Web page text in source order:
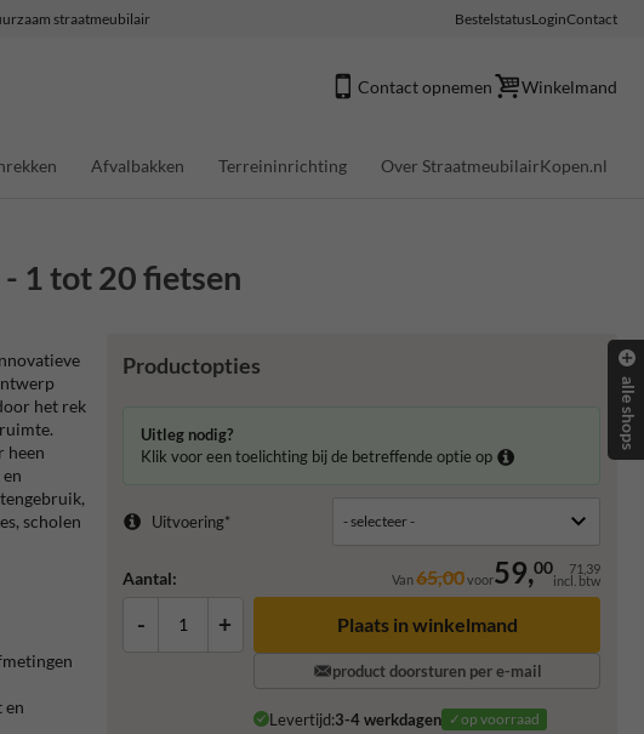
straatmeubilair BestelstatusLoginContact
Contact opnemen Winkelmand
Afvalbakken Terreininrichting Over StraatmeubilairKopen.nl
1 tot 20 fietsen
Productopties
Uitleg nodig?
Klik voor een toelichting bij de betreffende optie op
Uitvoering*
Aantal: Van65,00voor59,00 71,39
incl. btw
- + Plaats in winkelmand
product doorsturen per e-mail
Levertijd:3-4 werkdagen ✓op voorraad
het rek
heen
scholen
en
alle shops